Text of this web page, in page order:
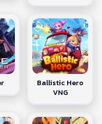
Ballistic Hero
VNG